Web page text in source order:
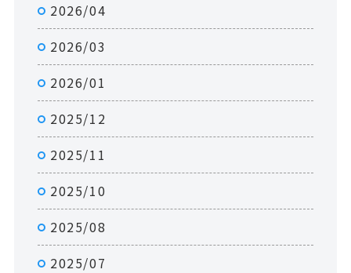
2026/04
2026/03
2026/01
2025/12
2025/11
2025/10
2025/08
2025/07